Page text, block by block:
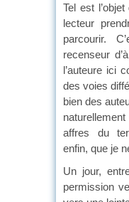
Tel est
lecteur
parcourir.
recenseur
l’auteure ici
des voies
bien des
affres du
enfin, que je
Un jour,
permission